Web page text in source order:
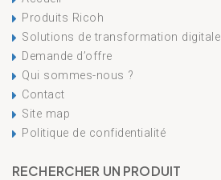
Produits Ricoh
Solutions de transformation digitale
Demande d’offre
Qui sommes-nous ?
Contact
Site map
Politique de confidentialité
RECHERCHER UN PRODUIT